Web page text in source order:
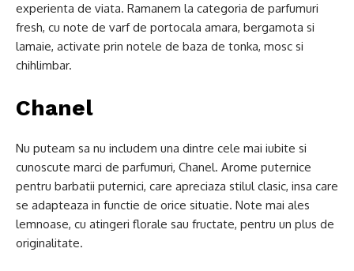
experienta de viata. Ramanem la categoria de parfumuri
fresh, cu note de varf de portocala amara, bergamota si
lamaie, activate prin notele de baza de tonka, mosc si
chihlimbar.
Chanel
Nu puteam sa nu includem una dintre cele mai iubite si
cunoscute marci de parfumuri, Chanel. Arome puternice
pentru barbatii puternici, care apreciaza stilul clasic, insa care
se adapteaza in functie de orice situatie. Note mai ales
lemnoase, cu atingeri florale sau fructate, pentru un plus de
originalitate.